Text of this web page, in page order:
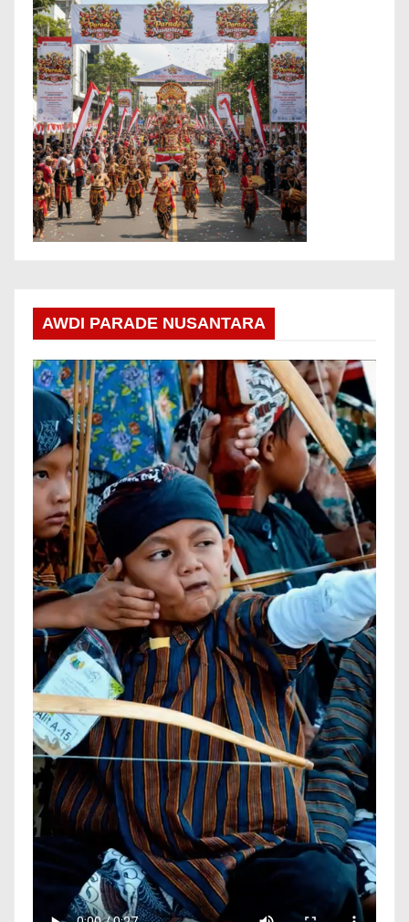
AWDI PARADE NUSANTARA